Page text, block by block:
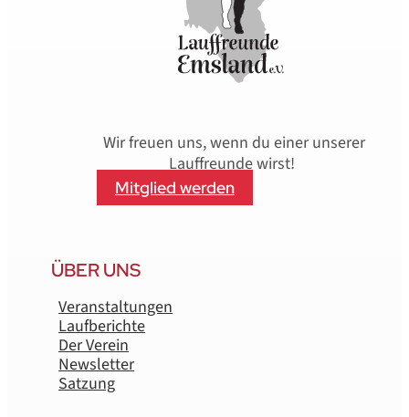
Wir freuen uns, wenn du einer unserer
Lauffreunde wirst!
Mitglied werden
ÜBER UNS
Veranstaltungen
Laufberichte
Der Verein
Newsletter
Satzung